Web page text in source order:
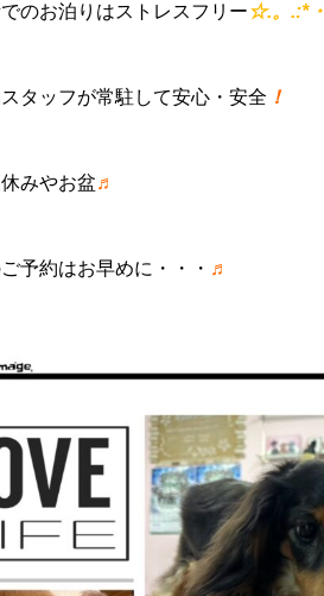
のお泊りはストレスフリー☆.。.:*・
タッフが常駐して安心・安全 ！
みやお盆♬
予約はお早めに・・・ ♬